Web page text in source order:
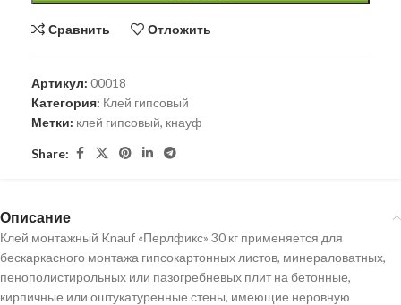
Сравнить Отложить
Артикул: 00018
Категория: Клей гипсовый
Метки: клей гипсовый, кнауф
Share:
Описание
Клей монтажный Knauf «Перлфикс» 30 кг применяется для
бескаркасного монтажа гипсокартонных листов, минераловатных,
пенополистирольных или пазогребневых плит на бетонные,
кирпичные или оштукатуренные стены, имеющие неровную